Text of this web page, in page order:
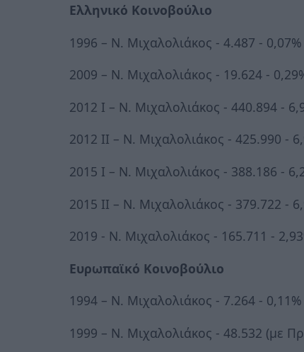
Ελληνικό Κοινοβούλιο
1996 – Ν. Μιχαλολιάκος - 4.487 -
2009 – Ν. Μιχαλολιάκος - 19.624 -
2012 Ι – Ν. Μιχαλολιάκος - 440.894 -
2012 ΙΙ – Ν. Μιχαλολιάκος - 425.990 -
2015 Ι – Ν. Μιχαλολιάκος - 388.186 -
2015 ΙΙ – Ν. Μιχαλολιάκος - 379.722 -
2019 - Ν. Μιχαλολιάκος - 165.711 -
Ευρωπαϊκό Κοινοβούλιο
1994 – Ν. Μιχαλολιάκος - 7.264 -
1999 – Ν. Μιχαλολιάκος - 48.532 (με